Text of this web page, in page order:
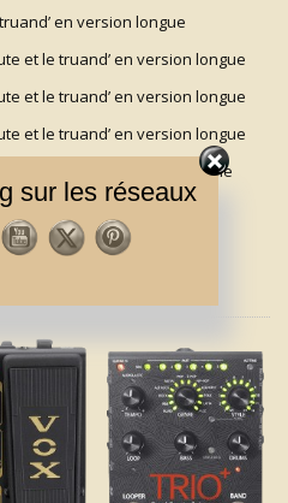
en version longue
et le truand’ en version longue
et le truand’ en version longue
et le truand’ en version longue
du signe des cornes dans le
sur les réseaux